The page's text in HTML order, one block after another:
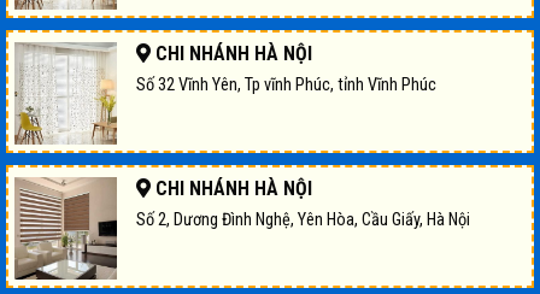
CHI NHÁNH HÀ NỘI
Số 32 Vĩnh Yên, Tp vĩnh Phúc, tỉnh Vĩnh Phúc
CHI NHÁNH HÀ NỘI
Số 2, Dương Đình Nghệ, Yên Hòa, Cầu Giấy, Hà Nội